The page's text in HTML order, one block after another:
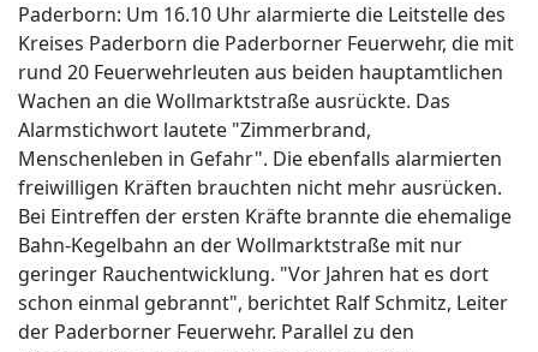
Paderborn: Um 16.10 Uhr alarmierte die Leitstelle des
Kreises Paderborn die Paderborner Feuerwehr, die mit
rund 20 Feuerwehrleuten aus beiden hauptamtlichen
Wachen an die Wollmarktstraße ausrückte. Das
Alarmstichwort lautete "Zimmerbrand,
Menschenleben in Gefahr". Die ebenfalls alarmierten
freiwilligen Kräften brauchten nicht mehr ausrücken.
Bei Eintreffen der ersten Kräfte brannte die ehemalige
Bahn-Kegelbahn an der Wollmarktstraße mit nur
geringer Rauchentwicklung. "Vor Jahren hat es dort
schon einmal gebrannt", berichtet Ralf Schmitz, Leiter
der Paderborner Feuerwehr. Parallel zu den